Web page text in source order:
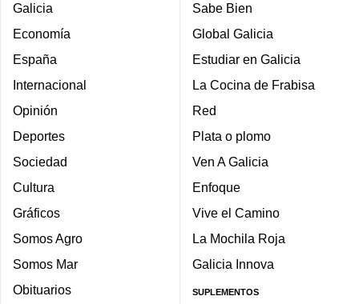
Galicia
Economía
España
Internacional
Opinión
Deportes
Sociedad
Cultura
Gráficos
Somos Agro
Somos Mar
Obituarios
Sabe Bien
Global Galicia
Estudiar en Galicia
La Cocina de Frabisa
Red
Plata o plomo
Ven A Galicia
Enfoque
Vive el Camino
La Mochila Roja
Galicia Innova
SUPLEMENTOS